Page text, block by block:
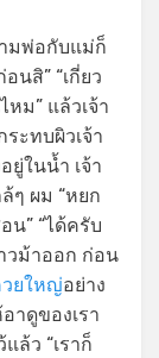
ามพ่อกับแม่ก็
นสิ” “เกี่ยว
หม” แล้วเจ้า
ะทบผิวเจ้า
ยู่ในน้ำ เจ้า
ๆ ผม “หยก
” “ได้ครับ
วม้าออก ก่อน
ยใหญ่อย่าง
าดูของเรา
ล้ว “เราก็